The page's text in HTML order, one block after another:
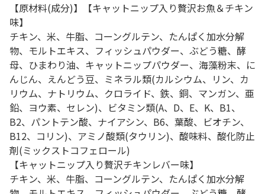
【原材料(成分)】【キャットニップ入り贅沢お魚＆チキン
味】
チキン、米、牛脂、コーングルテン、たんぱく加水分解
物、モルトエキス、フィッシュパウダー、ぶどう糖、酵
母、ひまわり油、キャットニップパウダー、海藻粉末、に
んじん、えんどう豆、ミネラル類(カルシウム、リン、カ
リウム、ナトリウム、クロライド、鉄、銅、マンガン、亜
鉛、ヨウ素、セレン)、ビタミン類(A、D、E、K、B1、
B2、パントテン酸、ナイアシン、B6、葉酸、ビオチン、
B12、コリン)、アミノ酸類(タウリン)、酸味料、酸化防止
剤(ミックストコフェロール)
【キャットニップ入り贅沢チキンレバー味】
チキン、米、牛脂、コーングルテン、たんぱく加水分解